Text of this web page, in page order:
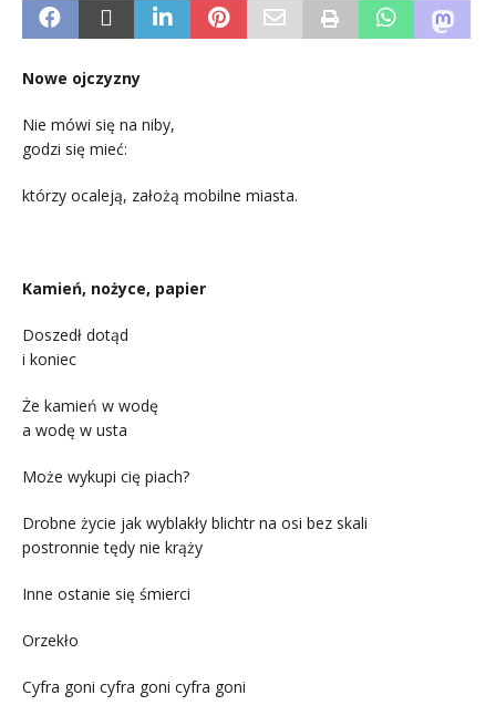
Nowe ojczyzny
Nie mówi się na niby,
godzi się mieć:
którzy ocaleją, założą mobilne miasta.
Kamień, nożyce, papier
Doszedł dotąd
i koniec
Że kamień w wodę
a wodę w usta
Może wykupi cię piach?
Drobne życie jak wyblakły blichtr na osi bez skali
postronnie tędy nie krąży
Inne ostanie się śmierci
Orzekło
Cyfra goni cyfra goni cyfra goni